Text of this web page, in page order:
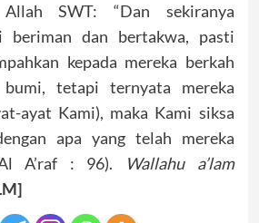
SWT: “Dan sekiranya
beriman dan bertakwa, pasti
kepada mereka berkah
tetapi ternyata mereka
ayat Kami), maka Kami siksa
apa yang telah mereka
A’raf : 96).
Wallahu a’lam